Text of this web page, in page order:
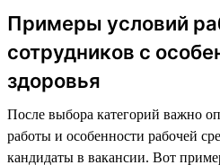
Примеры условий
сотрудников с
здоровья
После выбора категорий важно
работы и особенности рабочей
кандидаты в вакансии. Вот